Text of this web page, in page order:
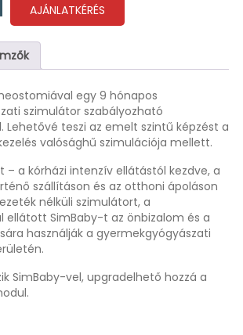
AJÁNLATKÉRÉS
egy 9 hónapos
szimulátor szabályozható
Lehetővé teszi az emelt szintű képzést a
valósághű szimulációja mellett.
– a kórházi intenzív ellátástól kezdve, a
szállításon és az otthoni ápoláson
nélküli szimulátort, a
ellátott SimBaby-t az önbizalom és a
használják a gyermekgyógyászati
SimBaby-vel, upgradelhető hozzá a